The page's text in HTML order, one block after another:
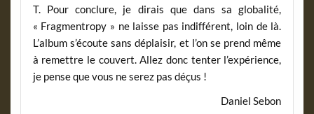
T. Pour conclure, je dirais que dans sa globalité,
« Fragmentropy » ne laisse pas indifférent, loin de là.
L’album s’écoute sans déplaisir, et l’on se prend même
à remettre le couvert. Allez donc tenter l’expérience,
je pense que vous ne serez pas déçus !
Daniel Sebon